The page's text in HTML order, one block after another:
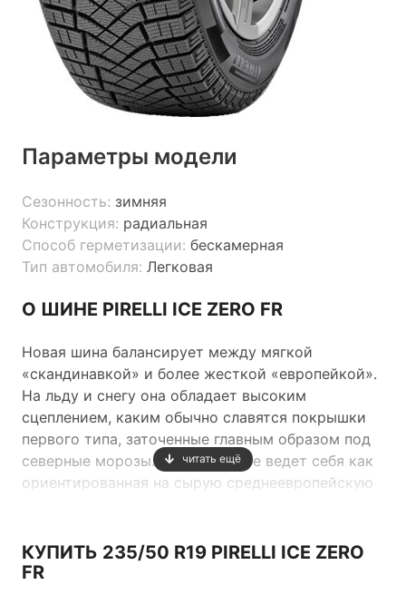
Параметры модели
Сезонность: зимняя
Конструкция: радиальная
Способ герметизации: бескамерная
Тип автомобиля: Легковая
О ШИНЕ PIRELLI ICE ZERO FR
Новая шина балансирует между мягкой
«скандинавкой» и более жесткой «европейкой».
На льду и снегу она обладает высоким
сцеплением, каким обычно славятся покрышки
первого типа, заточенные главным образом под
северные морозы. А на асфальте ведет себя как
ориентированная на сырую среднеевропейскую
читать ещё
КУПИТЬ 235/50 R19 PIRELLI ICE ZERO
FR